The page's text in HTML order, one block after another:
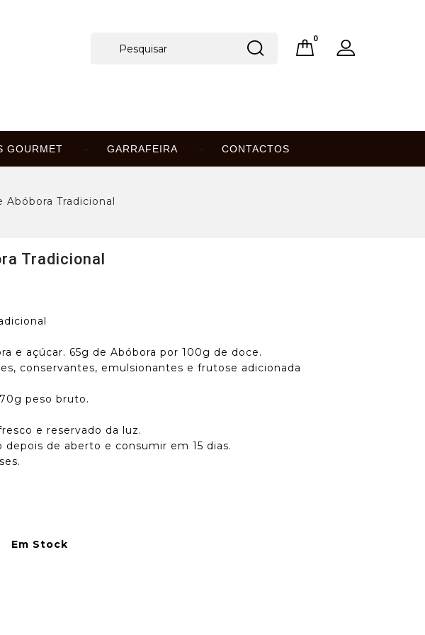
0
GOURMET GARRAFEIRA CONTACTOS
Abóbora Tradicional
Tradicional
e açúcar. 65g de Abóbora por 100g de doce.
conservantes, emulsionantes e frutose adicionada
peso bruto.
e reservado da luz.
de aberto e consumir em 15 dias.
Em Stock